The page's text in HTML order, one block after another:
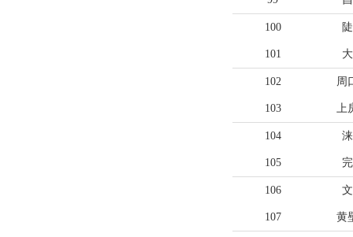
100
101
102 周
103 上
104
105
106
107 黄